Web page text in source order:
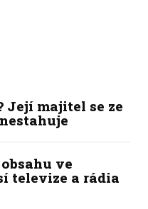
Její majitel se ze
ve
televize a rádia